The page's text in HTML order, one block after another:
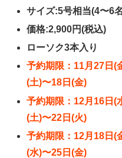
サイズ:5号相当(4〜6
価格:2,900円(税込)
ローソク3本入り
予約期限：11月27日(
(土)〜18日(金)
予約期限：12月16日(
(土)〜22日(火)
予約期限：12月18日(
(水)〜25日(金)